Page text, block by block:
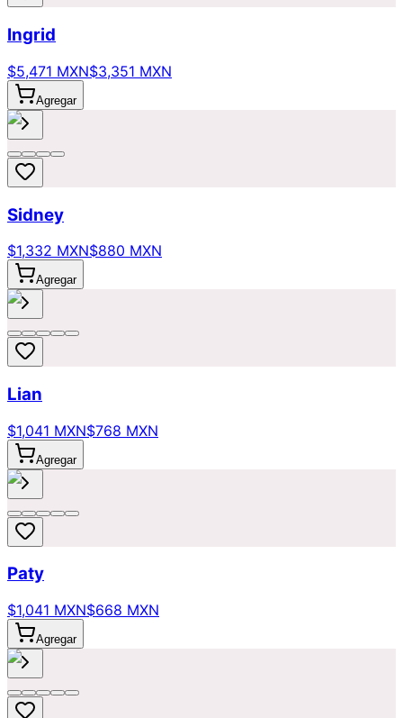
Ingrid
$5,471 MXN$3,351 MXN
Agregar
Sidney
$1,332 MXN$880 MXN
Agregar
Lian
$1,041 MXN$768 MXN
Agregar
Paty
$1,041 MXN$668 MXN
Agregar